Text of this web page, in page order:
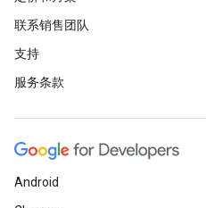
联系销售团队
支持
服务条款
Android